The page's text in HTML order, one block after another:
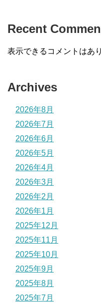
Recent
表示できるコメントはあ
Archives
2026年8月
2026年7月
2026年6月
2026年5月
2026年4月
2026年3月
2026年2月
2026年1月
2025年12月
2025年11月
2025年10月
2025年9月
2025年8月
2025年7月